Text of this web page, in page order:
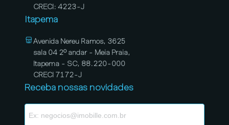
CRECI: 4223-J
Itapema
Avenida Nereu Ramos, 3625
sala 04 2º andar - Meia Praia,
Itapema - SC, 88.220-000
CRECI 7172-J
Receba nossas novidades